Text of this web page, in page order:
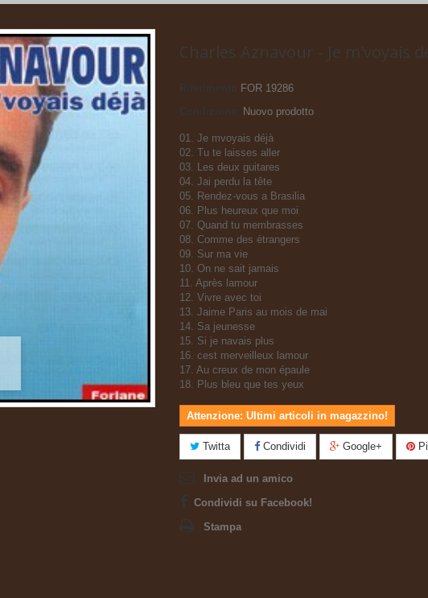
Charles Aznavour - Je m'voyais
Riferimento
FOR 19286
Nuovo prodotto
01. Je mvoyais déjà
02. Tu te laisses aller
03. Les deux guitares
04. Jai perdu la tête
05. Rendez-vous a Brasilia
06. Plus heureux que moi
07. Quand tu membrasses
08. Comme des étrangers
09. Sur ma vie
10. On ne sait jamais
11. Après lamour
12. Vivre avec toi
13. Jaime Paris au mois de mai
14. Sa jeunesse
15. Si je navais plus
16. cest merveilleux lamour
17. Au creux de mon épaule
18. Plus bleu que tes yeux
Attenzione: Ultimi articoli in magazzino!
Twitta Condividi Google+
Invia ad un amico
Condividi su Facebook!
Stampa